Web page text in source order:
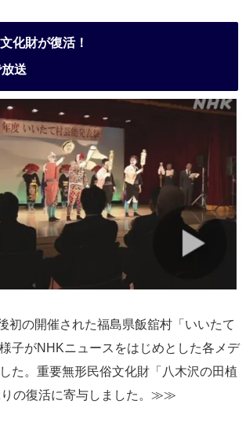
化財が復活！
送
初の開催された福島県飯舘村「いいたて
子がNHKニュースをはじめとした各メデ
た。重要無形民俗文化財「八木沢の田植
りの復活に寄与しました。≫≫